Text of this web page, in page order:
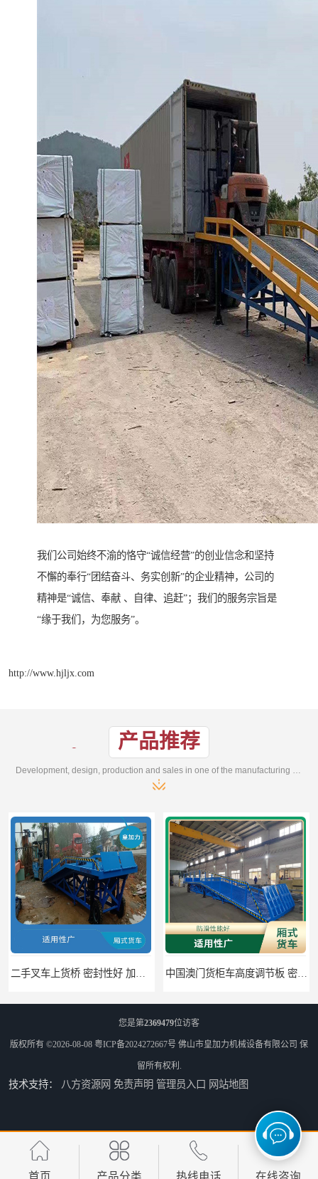
我们公司始终不渝的恪守“诚信经营”的创业信念和坚持
不懈的奉行“团结奋斗、务实创新”的企业精神，公司的
精神是“诚信、奉献 、自律、追赶”；我们的服务宗旨是
“缘于我们，为您服务”。
http://www.hjljx.com
产品推荐
闽台柴油叉车上货平台 操作方便 加快物料流通速度
您是第2369479位访客
版权所有 ©2026-08-08 粤ICP备2024272667号 佛山市皇加力机械设备有限公司 保
留所有权利.
技术支持： 八方资源网 免责声明 管理员入口 网站地图
首页 产品分类 热线电话 在线咨询